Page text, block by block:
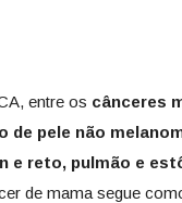
entre os cânceres
de​ pele não
e reto, pulmão e
de mama segue